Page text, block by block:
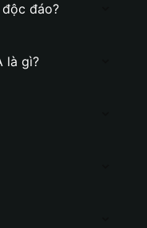
đáo?
là gì?